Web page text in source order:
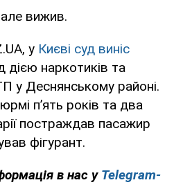
вижив.
у Києві суд виніс
дією наркотиків та
у Деснянському районі.
п’ять років та два
постраждав пасажир
фігурант.
в нас у Telegram-